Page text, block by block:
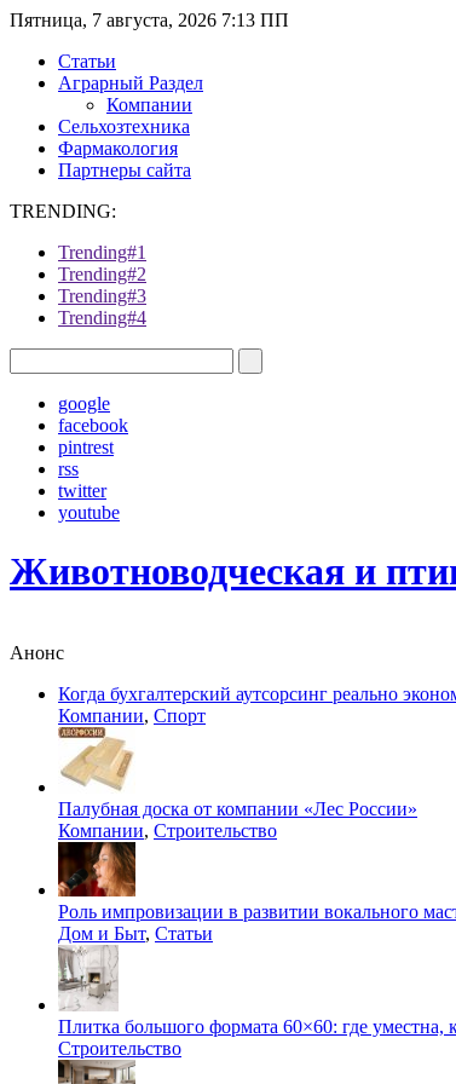
Пятница, 7 августа, 2026 7:13 ПП
Статьи
Аграрный Раздел
Компании
Сельхозтехника
Фармакология
Партнеры сайта
TRENDING:
Trending#1
Trending#2
Trending#3
Trending#4
google
facebook
pintrest
rss
twitter
youtube
Животноводческая и
Анонс
Когда бухгалтерский аутсорсинг реально
Компании, Спорт
Палубная доска от компании «Лес России»
Компании, Строительство
Роль импровизации в развитии вокального
Дом и Быт, Статьи
Плитка большого формата 60×60: где уместна,
Строительство